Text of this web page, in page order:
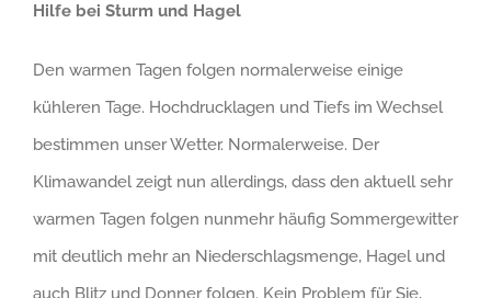
Hilfe bei Sturm und Hagel
Den warmen Tagen folgen normalerweise einige
kühleren Tage. Hochdrucklagen und Tiefs im Wechsel
bestimmen unser Wetter. Normalerweise. Der
Klimawandel zeigt nun allerdings, dass den aktuell sehr
warmen Tagen folgen nunmehr häufig Sommergewitter
mit deutlich mehr an Niederschlagsmenge, Hagel und
auch Blitz und Donner folgen. Kein Problem für Sie,